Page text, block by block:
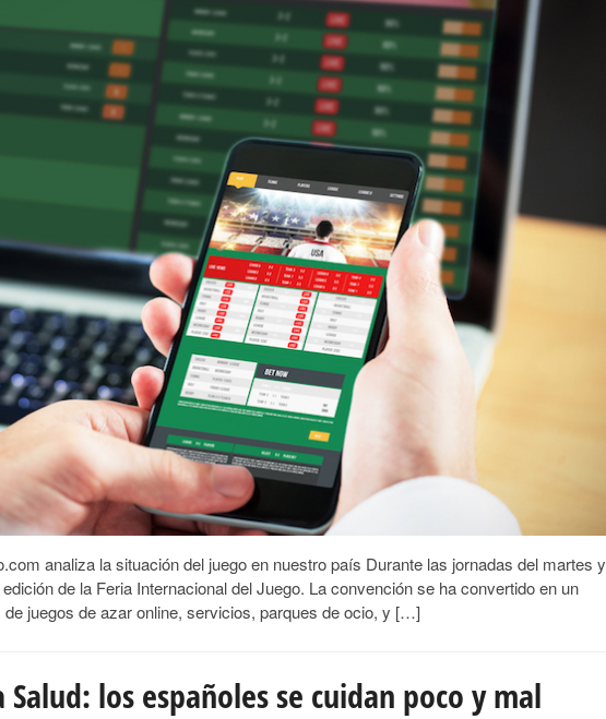
analiza la situación del juego en nuestro país Durante las jornadas del martes y
de la Feria Internacional del Juego. La convención se ha convertido en un
juegos de azar online, servicios, parques de ocio, y […]
los españoles se cuidan poco y mal